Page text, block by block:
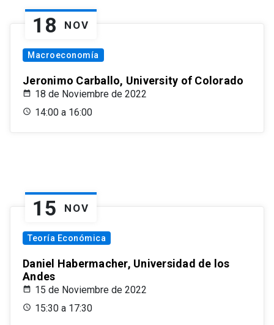
18 NOV
Macroeconomía
Jeronimo Carballo, University of Colorado
18 de Noviembre de 2022
14:00 a 16:00
15 NOV
Teoría Económica
Daniel Habermacher, Universidad de los
Andes
15 de Noviembre de 2022
15:30 a 17:30